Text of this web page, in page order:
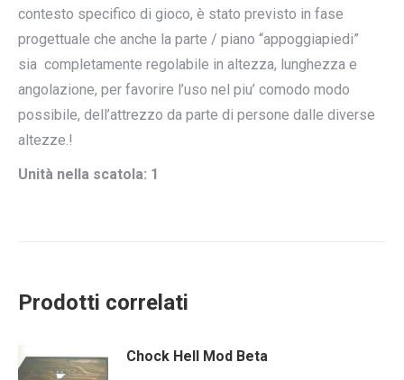
contesto specifico di gioco, è stato previsto in fase
progettuale che anche la parte / piano “appoggiapiedi”
sia completamente regolabile in altezza, lunghezza e
angolazione, per favorire l’uso nel piu’ comodo modo
possibile, dell’attrezzo da parte di persone dalle diverse
altezze.!
Unità nella scatola: 1
Prodotti correlati
Chock Hell Mod Beta